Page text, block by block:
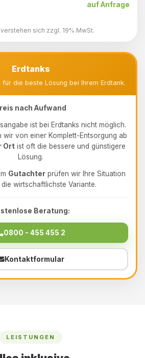
auf Anfrage
sich zzgl. 19% MwSt.
Erdtanks
für die beste Lösung bei Ihrem Erdtank.
nach Aufwand
ist bei Erdtanks nicht möglich.
wir von einer Komplett-Entsorgung ab
Ort ist oft die bessere und günstigere
Lösung.
Gutachter prüfen wir Ihre Situation
wirtschaftlichste Variante.
Beratung:
0800 - 455 455 2
Kontaktformular
LEISTUNGEN